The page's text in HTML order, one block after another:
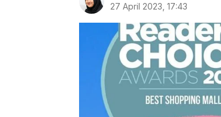
27 April 2023, 17:43